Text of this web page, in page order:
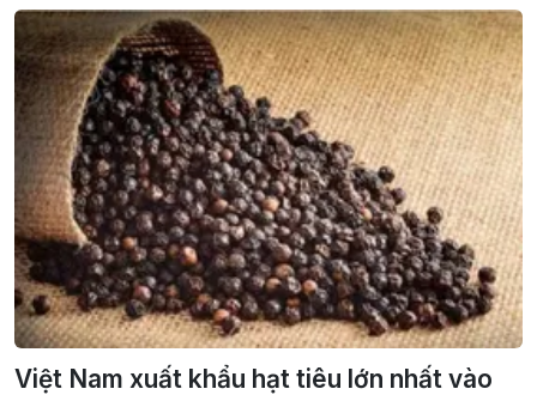
Việt Nam xuất khẩu hạt tiêu lớn nhất vào